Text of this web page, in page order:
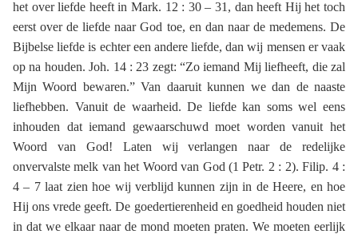
het over liefde heeft in Mark. 12 : 30 – 31, dan heeft Hij het toch
eerst over de liefde naar God toe, en dan naar de medemens. De
Bijbelse liefde is echter een andere liefde, dan wij mensen er vaak
op na houden. Joh. 14 : 23 zegt: “Zo iemand Mij liefheeft, die zal
Mijn Woord bewaren.” Van daaruit kunnen we dan de naaste
liefhebben. Vanuit de waarheid. De liefde kan soms wel eens
inhouden dat iemand gewaarschuwd moet worden vanuit het
Woord van God! Laten wij verlangen naar de redelijke
onvervalste melk van het Woord van God (1 Petr. 2 : 2). Filip. 4 :
4 – 7 laat zien hoe wij verblijd kunnen zijn in de Heere, en hoe
Hij ons vrede geeft. De goedertierenheid en goedheid houden niet
in dat we elkaar naar de mond moeten praten. We moeten eerlijk